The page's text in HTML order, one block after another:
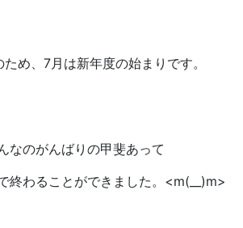
め、7月は新年度の始まりです。
なのがんばりの甲斐あって
終わることができました。<m(__)m>